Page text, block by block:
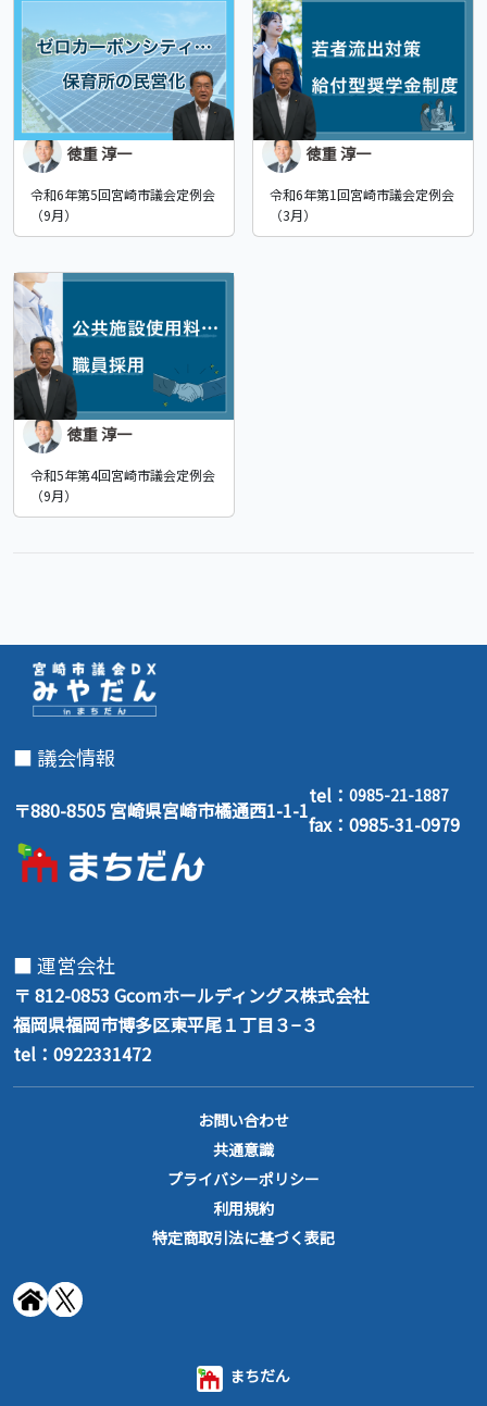
徳重 淳一
令和6年第5回宮崎市議会定例会
（9月）
徳重 淳一
令和6年第1回宮崎市議会定例会
（3月）
徳重 淳一
令和5年第4回宮崎市議会定例会
（9月）
■ 議会情報
〒880-8505 宮崎県宮崎市橘通西1-1-1
tel： 0985-21-1887
fax：0985-31-0979
■ 運営会社
〒 812-0853 Gcomホールディングス株式会社
福岡県福岡市博多区東平尾１丁目３−３
tel：0922331472
お問い合わせ
共通意識
プライバシーポリシー
利用規約
特定商取引法に基づく表記
まちだん